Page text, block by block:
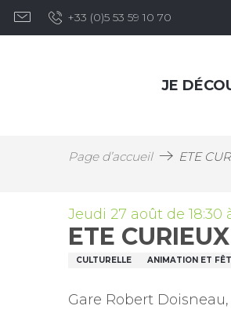
Aller
au
+33 (0)5 53 59 10 70
JE
Page d’accueil ETE
Jeudi 27 août de 18:30
ETE
CULTURELLE ANIMATION ET
Gare Robert